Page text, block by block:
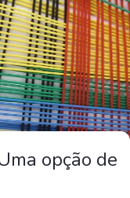
opção de